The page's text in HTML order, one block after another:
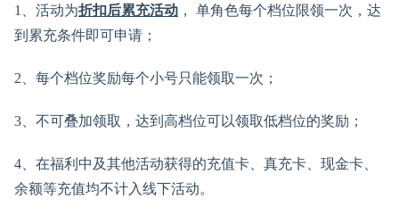
1、活动为折扣后累充活动 ， 单角色每个档位限领一次，达
到累充条件即可申请；
2、每个档位奖励每个小号只能领取一次；
3、不可叠加领取，达到高档位可以领取低档位的奖励；
4、在福利中及其他活动获得的充值卡、真充卡、现金卡、
余额等充值均不计入线下活动。